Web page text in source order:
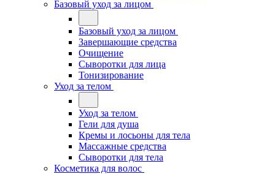
Базовый уход за лицом
Базовый уход за лицом
Завершающие средства
Очищение
Сыворотки для лица
Тонизирование
Уход за телом
Уход за телом
Гели для душа
Кремы и лосьоны для тела
Массажные средства
Сыворотки для тела
Косметика для волос